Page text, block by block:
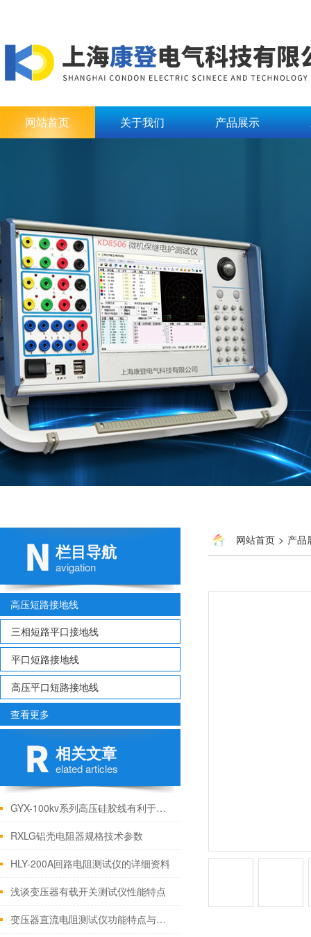
网站首页 关于我们 产品展示
栏目导航
avigation
高压短路接地线
三相短路平口接地线
平口短路接地线
高压平口短路接地线
查看更多
相关文章
elated articles
GYX-100kv系列高压硅胶线有利于电力设备的安全及长期运行
RXLG铝壳电阻器规格技术参数
HLY-200A回路电阻测试仪的详细资料
浅谈变压器有载开关测试仪性能特点
变压器直流电阻测试仪功能特点与技术参数
网站首页 > 产品